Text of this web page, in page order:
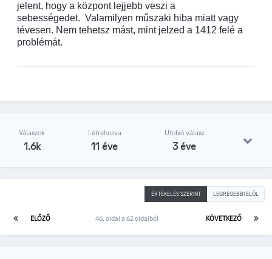
jelent, hogy a központ lejjebb veszi a
sebességedet. Valamilyen műszaki hiba miatt vagy
tévesen. Nem tehetsz mást, mint jelzed a 1412 felé a
problémát.
Válaszok
1.6k
Létrehozva
11 éve
Utolsó válasz
3 éve
ÉRTÉKELÉS SZERINT LEGRÉGEBBI ELÖL
ELŐZŐ KÖVETKEZŐ
46. oldal a 62 oldalból